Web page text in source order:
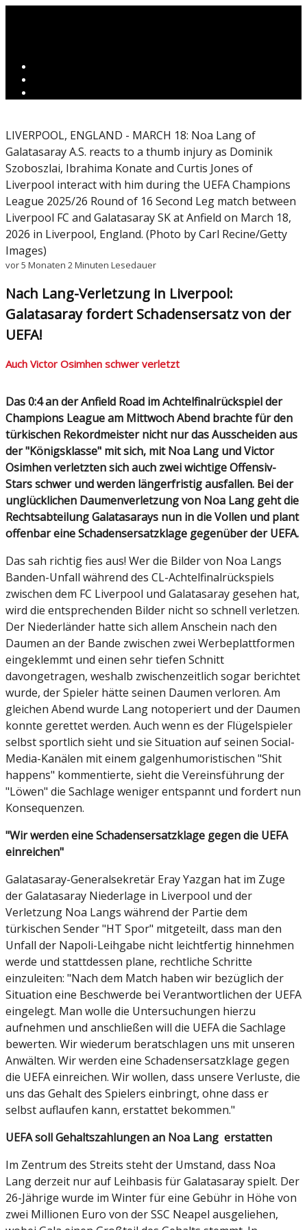
LIVERPOOL, ENGLAND - MARCH 18: Noa Lang of
Galatasaray A.S. reacts to a thumb injury as Dominik
Szoboszlai, Ibrahima Konate and Curtis Jones of
Liverpool interact with him during the UEFA Champions
League 2025/26 Round of 16 Second Leg match between
Liverpool FC and Galatasaray SK at Anfield on March 18,
2026 in Liverpool, England. (Photo by Carl Recine/Getty
Images)
vor 5 Monaten 2 Minuten Lesedauer
Nach Lang-Verletzung in Liverpool:
Galatasaray fordert Schadensersatz von der
UEFA!
Auch Victor Osimhen schwer verletzt
Das 0:4 an der Anfield Road im Achtelfinalrückspiel der
Champions League am Mittwoch Abend brachte für den
türkischen Rekordmeister nicht nur das Ausscheiden aus
der "Königsklasse" mit sich, mit Noa Lang und Victor
Osimhen verletzten sich auch zwei wichtige Offensiv-
Stars schwer und werden längerfristig ausfallen. Bei der
unglücklichen Daumenverletzung von Noa Lang geht die
Rechtsabteilung Galatasarays nun in die Vollen und plant
offenbar eine Schadensersatzklage gegenüber der UEFA.
Das sah richtig fies aus! Wer die Bilder von Noa Langs
Banden-Unfall während des CL-Achtelfinalrückspiels
zwischen dem FC Liverpool und Galatasaray gesehen hat,
wird die entsprechenden Bilder nicht so schnell verletzen.
Der Niederländer hatte sich allem Anschein nach den
Daumen an der Bande zwischen zwei Werbeplattformen
eingeklemmt und einen sehr tiefen Schnitt
davongetragen, weshalb zwischenzeitlich sogar berichtet
wurde, der Spieler hätte seinen Daumen verloren. Am
gleichen Abend wurde Lang notoperiert und der Daumen
konnte gerettet werden. Auch wenn es der Flügelspieler
selbst sportlich sieht und sie Situation auf seinen Social-
Media-Kanälen mit einem galgenhumoristischen "Shit
happens" kommentierte, sieht die Vereinsführung der
"Löwen" die Sachlage weniger entspannt und fordert nun
Konsequenzen.
"Wir werden eine Schadensersatzklage gegen die UEFA
einreichen"
Galatasaray-Generalsekretär Eray Yazgan hat im Zuge
der Galatasaray Niederlage in Liverpool und der
Verletzung Noa Langs während der Partie dem
türkischen Sender "HT Spor" mitgeteilt, dass man den
Unfall der Napoli-Leihgabe nicht leichtfertig hinnehmen
werde und stattdessen plane, rechtliche Schritte
einzuleiten: "Nach dem Match haben wir bezüglich der
Situation eine Beschwerde bei Verantwortlichen der UEFA
eingelegt. Man wolle die Untersuchungen hierzu
aufnehmen und anschließen will die UEFA die Sachlage
bewerten. Wir wiederum beratschlagen uns mit unseren
Anwälten. Wir werden eine Schadensersatzklage gegen
die UEFA einreichen. Wir wollen, dass unsere Verluste, die
uns das Gehalt des Spielers einbringt, ohne dass er
selbst auflaufen kann, erstattet bekommen."
UEFA soll Gehaltszahlungen an Noa Lang erstatten
Im Zentrum des Streits steht der Umstand, dass Noa
Lang derzeit nur auf Leihbasis für Galatasaray spielt. Der
26-Jährige wurde im Winter für eine Gebühr in Höhe von
zwei Millionen Euro von der SSC Neapel ausgeliehen,